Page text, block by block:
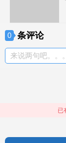
0 条评论
来说两句吧。。。
已